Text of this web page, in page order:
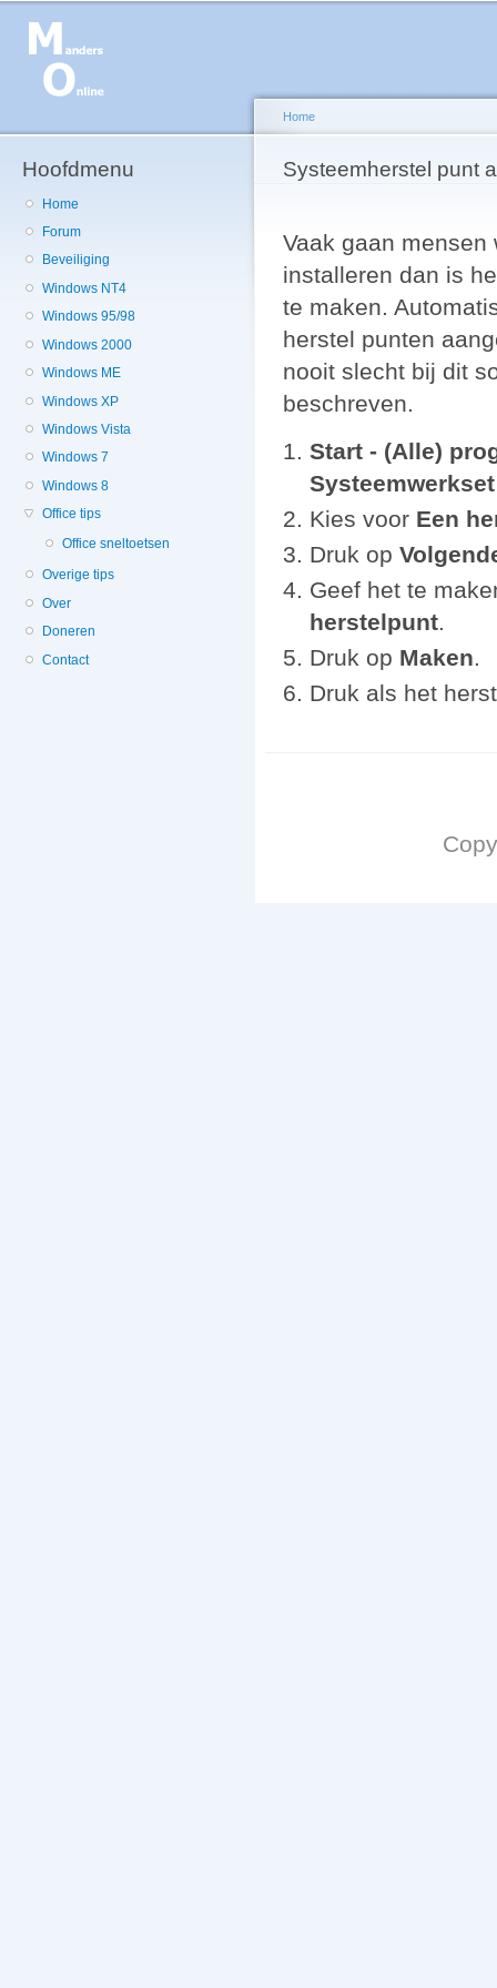
Hoofdmenu
Home
Forum
Beveiliging
Windows NT4
Windows 95/98
Windows 2000
Windows ME
Windows XP
Windows Vista
Windows 7
Windows 8
Office tips
Office sneltoetsen
Overige tips
Over
Doneren
Contact
U bent hier
Home
Systeemherstel punt
Vaak gaan
installeren dan is
te maken.
herstel punten
nooit slecht bij dit
beschreven.
Start - (Alle)
Kies voor Een
Druk op
Geef het te
herstelpunt.
Druk op Maken.
Druk als het